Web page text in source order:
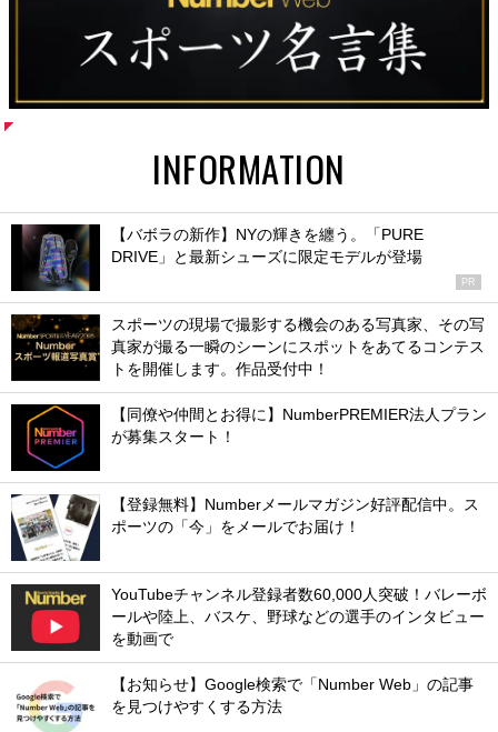
INFORMATION
【バボラの新作】NYの輝きを纏う。「PURE
DRIVE」と最新シューズに限定モデルが登場
PR
スポーツの現場で撮影する機会のある写真家、その写
真家が撮る一瞬のシーンにスポットをあてるコンテス
トを開催します。作品受付中！
【同僚や仲間とお得に】NumberPREMIER法人プラン
が募集スタート！
【登録無料】Numberメールマガジン好評配信中。ス
ポーツの「今」をメールでお届け！
YouTubeチャンネル登録者数60,000人突破！バレーボ
ールや陸上、バスケ、野球などの選手のインタビュー
を動画で
【お知らせ】Google検索で「Number Web」の記事
を見つけやすくする方法